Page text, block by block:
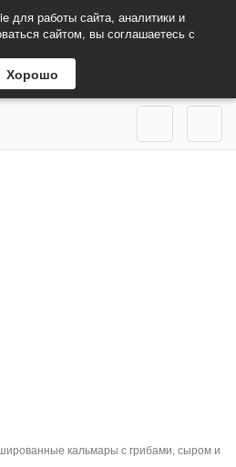
работы сайта, аналитики и
сайтом, вы соглашаетесь с
Хорошо
кальмары с грибами, сыром и